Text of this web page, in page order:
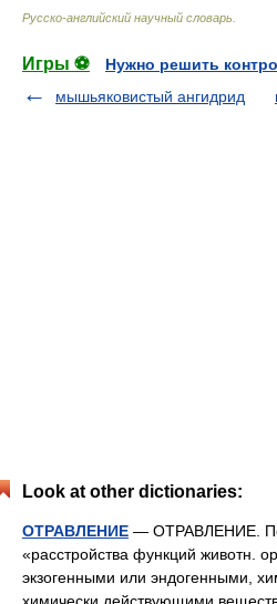
Русско-английский научный словарь
Игры ⚽
Нужно решить
мышьяковистый ангидрид
Look at other dictionaries:
ОТРАВЛЕНИЕ — ОТРАВЛЕНИЕ.
«расстройства функций животн.
экзогенными или эндогенными,